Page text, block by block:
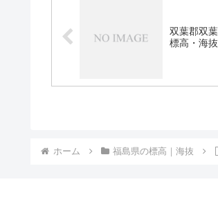
双葉郡双
標高・海
ホーム 福島県の標高｜海抜